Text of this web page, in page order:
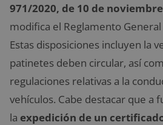
971/2020, de 10 de
modifica el Reglamento
Estas disposiciones incluyen la
patinetes deben circular, así
regulaciones relativas a la
vehículos. Cabe destacar que a
la expedición de un